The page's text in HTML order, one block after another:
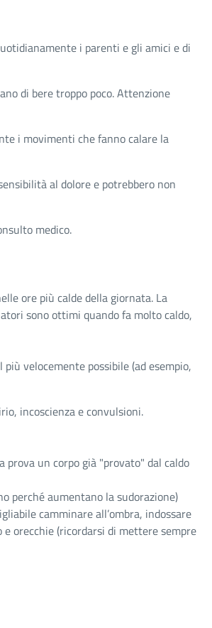
i parenti e gli amici e di
di bere troppo poco. Attenzione
i movimenti che fanno calare la
al dolore e potrebbero non
medico.
ore più calde della giornata. La
sono ottimi quando fa molto caldo,
velocemente possibile (ad esempio,
incoscienza e convulsioni.
un corpo già "provato" dal caldo
perché aumentano la sudorazione)
camminare all’ombra, indossare
orecchie (ricordarsi di mettere sempre